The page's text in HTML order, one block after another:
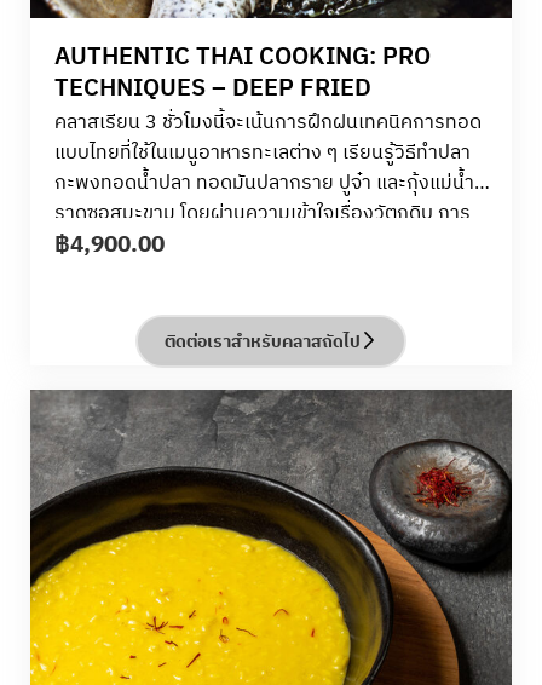
AUTHENTIC THAI COOKING: PRO
TECHNIQUES – DEEP FRIED
คลาสเรียน 3 ชั่วโมงนี้จะเน้นการฝึกฝนเทคนิคการทอด
แบบไทยที่ใช้ในเมนูอาหารทะเลต่าง ๆ เรียนรู้วิธีทำปลา
กะพงทอดน้ำปลา ทอดมันปลากราย ปูจ๋า และกุ้งแม่น้ำ
ราดซอสมะขาม โดยผ่านความเข้าใจเรื่องวัตถุดิบ การ
สาธิตโดยเชฟผู้เชี่ยวชาญ และการลงมือทำจริง คุณจะได้
เลิศรสได้อย่างลงตัว
฿4,900.00
ติดต่อเราสำหรับคลาสถัดไป